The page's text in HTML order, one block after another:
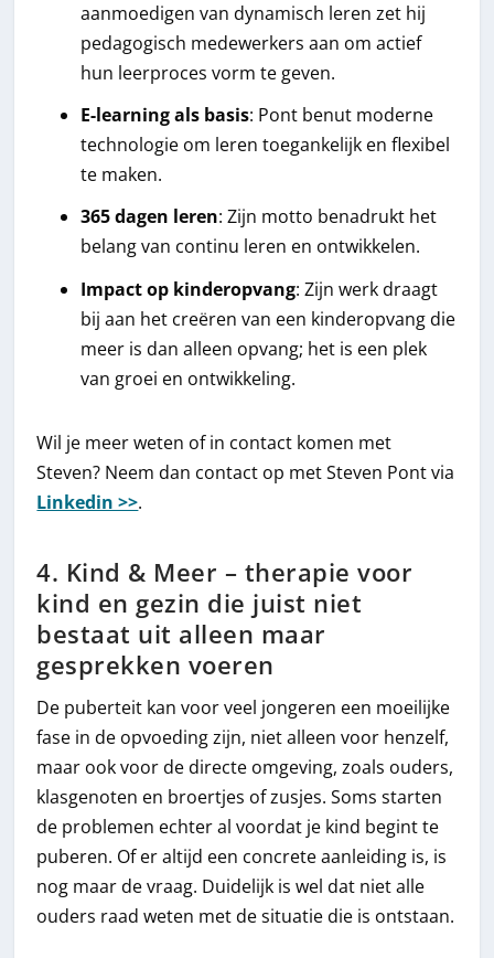
aanmoedigen van dynamisch leren zet hij
pedagogisch medewerkers aan om actief
hun leerproces vorm te geven.
E-learning als basis: Pont benut moderne
technologie om leren toegankelijk en flexibel
te maken.
365 dagen leren: Zijn motto benadrukt het
belang van continu leren en ontwikkelen.
Impact op kinderopvang: Zijn werk draagt
bij aan het creëren van een kinderopvang die
meer is dan alleen opvang; het is een plek
van groei en ontwikkeling.
Wil je meer weten of in contact komen met
Steven? Neem dan contact op met Steven Pont via
Linkedin >>.
4. Kind & Meer – therapie voor
kind en gezin die juist niet
bestaat uit alleen maar
gesprekken voeren
De puberteit kan voor veel jongeren een moeilijke
fase in de opvoeding zijn, niet alleen voor henzelf,
maar ook voor de directe omgeving, zoals ouders,
klasgenoten en broertjes of zusjes. Soms starten
de problemen echter al voordat je kind begint te
puberen. Of er altijd een concrete aanleiding is, is
nog maar de vraag. Duidelijk is wel dat niet alle
ouders raad weten met de situatie die is ontstaan.